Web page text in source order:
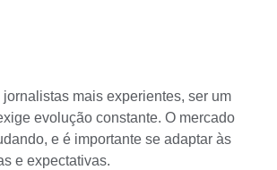
jornalistas mais experientes, ser um
evolução constante. O mercado
e é importante se adaptar às
e expectativas.